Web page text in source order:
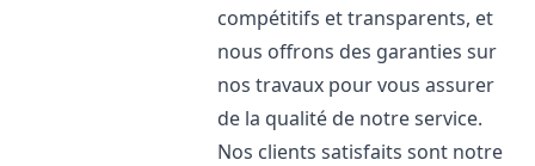
compétitifs et transparents, et
nous offrons des garanties sur
nos travaux pour vous assurer
de la qualité de notre service.
Nos clients satisfaits sont notre